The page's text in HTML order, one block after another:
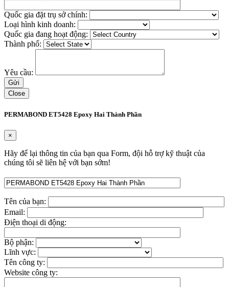
Quốc gia đặt trụ sở chính:
Loại hình kinh doanh:
Quốc gia đang hoạt động:
Thành phố:
Yêu cầu:
Close
PERMABOND ET5428 Epoxy Hai Thành Phần
×
Hãy để lại thông tin của bạn qua Form, đội hỗ trợ kỹ thuật của
chúng tôi sẽ liên hệ với bạn sớm!
Tên của bạn:
Email:
Điện thoại di động:
Bộ phận:
Lĩnh vực:
Tên công ty:
Website công ty: